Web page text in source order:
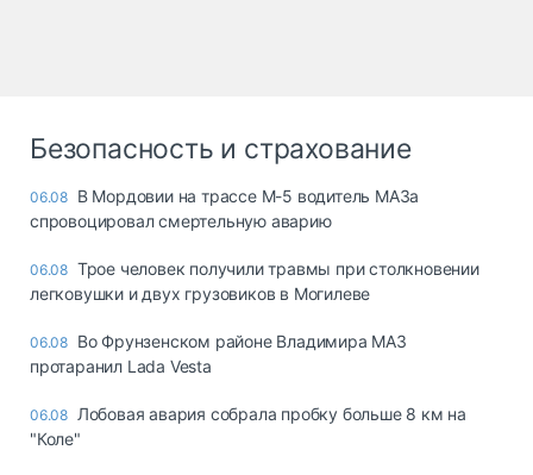
Безопасность и страхование
06.08 В Мордовии на трассе М-5 водитель МАЗа
спровоцировал смертельную аварию
06.08 Трое человек получили травмы при столкновении
легковушки и двух грузовиков в Могилеве
06.08 Во Фрунзенском районе Владимира МАЗ
протаранил Lada Vesta
06.08 Лобовая авария собрала пробку больше 8 км на
"Коле"